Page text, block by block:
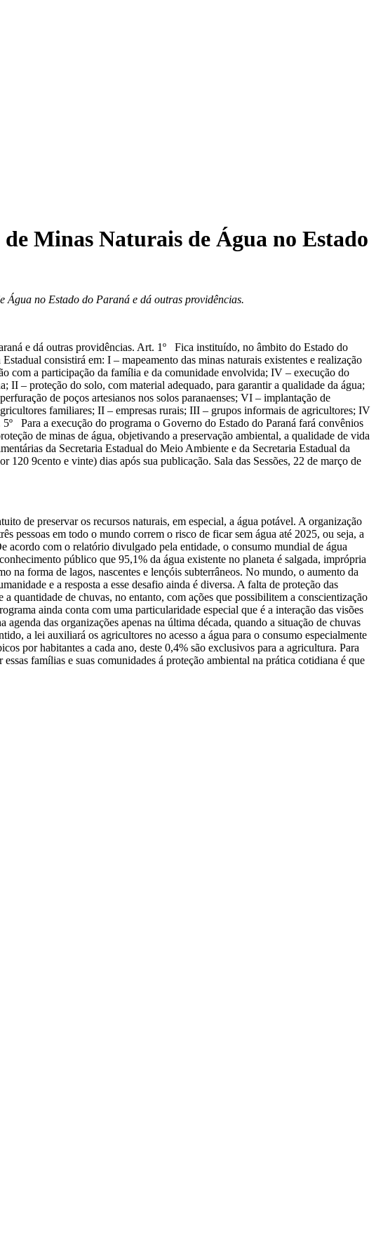
Minas Naturais de Água no Estado
Água no Estado do Paraná e dá outras providências.
e dá outras providências. Art. 1º Fica instituído, no âmbito do Estado do
consistirá em: I – mapeamento das minas naturais existentes e realização
com a participação da família e da comunidade envolvida; IV – execução do
– proteção do solo, com material adequado, para garantir a qualidade da água;
de poços artesianos nos solos paranaenses; VI – implantação de
familiares; II – empresas rurais; III – grupos informais de agricultores; IV
Para a execução do programa o Governo do Estado do Paraná fará convênios
de minas de água, objetivando a preservação ambiental, a qualidade de vida
da Secretaria Estadual do Meio Ambiente e da Secretaria Estadual da
9cento e vinte) dias após sua publicação. Sala das Sessões, 22 de março de
de preservar os recursos naturais, em especial, a água potável. A organização
pessoas em todo o mundo correm o risco de ficar sem água até 2025, ou seja, a
acordo com o relatório divulgado pela entidade, o consumo mundial de água
público que 95,1% da água existente no planeta é salgada, imprópria
na forma de lagos, nascentes e lençóis subterrâneos. No mundo, o aumento da
e a resposta a esse desafio ainda é diversa. A falta de proteção das
quantidade de chuvas, no entanto, com ações que possibilitem a conscientização
ainda conta com uma particularidade especial que é a interação das visões
das organizações apenas na última década, quando a situação de chuvas
a lei auxiliará os agricultores no acesso a água para o consumo especialmente
por habitantes a cada ano, deste 0,4% são exclusivos para a agricultura. Para
famílias e suas comunidades á proteção ambiental na prática cotidiana é que